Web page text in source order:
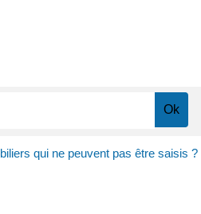
qui ne peuvent pas être saisis ?